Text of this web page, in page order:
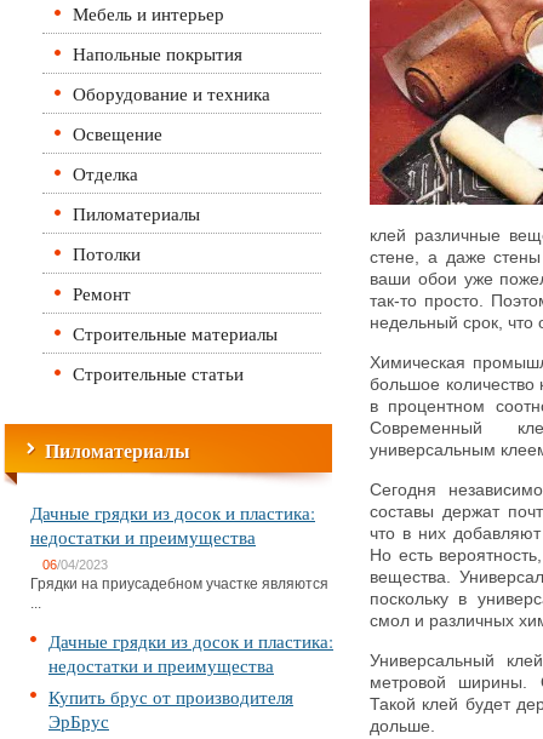
Мебель и интерьер
Напольные покрытия
Оборудование и техника
Освещение
Отделка
Пиломатериалы
Потолки
Ремонт
Строительные материалы
Строительные статьи
Пиломатериалы
Дачные грядки из досок и пластика:
недостатки и преимущества
06/04/2023
Грядки на приусадебном участке являются
...
Дачные грядки из досок и пластика:
недостатки и преимущества
Купить брус от производителя
ЭрБрус
клей различные
стене, а даже
ваши обои уже
так-то просто.
недельный срок,
Химическая
большое
в процентном
Современный
универсальным
Сегодня
составы держат
что в них
Но есть
вещества.
поскольку в
смол и различных
Универсальный
метровой ширины.
Такой клей будет
дольше.